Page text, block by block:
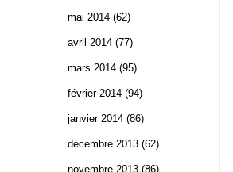
mai 2014 (62)
avril 2014 (77)
mars 2014 (95)
février 2014 (94)
janvier 2014 (86)
décembre 2013 (62)
novembre 2013 (86)